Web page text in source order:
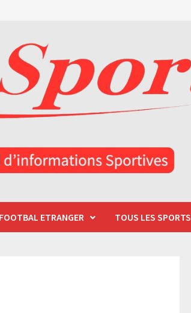
FOOTBAL ETRANGER TOUS LES SPORTS